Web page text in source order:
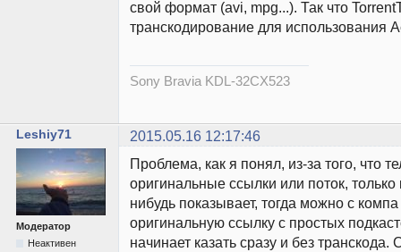
свой формат (avi, mpg...). Так что
транскодирование для использования
Sony Bravia KDL-32CX523
Leshiy71 2015.05.16 12:17:46
Модератор
Неактивен
Проблема, как я понял, из-за того, что
оригинальные ссылки или поток, только
нибудь показывает, тогда можно с
оригинальную ссылку с простых
начинает казать сразу и без транскода.